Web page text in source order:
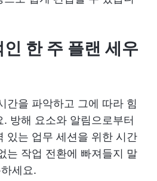
한 주 플랜 세우
간을 파악하고 그에 따라 힘
방해 요소와 알림으로부터
있는 업무 세션을 위한 시간
는 작업 전환에 빠져들지 말
세요.